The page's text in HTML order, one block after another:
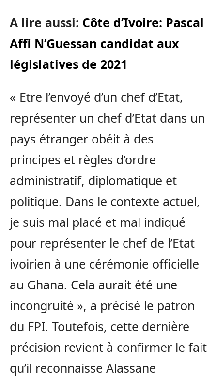
A lire aussi: Côte d’Ivoire: Pascal
Affi N’Guessan candidat aux
législatives de 2021
« Etre l’envoyé d’un chef d’Etat,
représenter un chef d’Etat dans un
pays étranger obéit à des
principes et règles d’ordre
administratif, diplomatique et
politique. Dans le contexte actuel,
je suis mal placé et mal indiqué
pour représenter le chef de l’Etat
ivoirien à une cérémonie officielle
au Ghana. Cela aurait été une
incongruité », a précisé le patron
du FPI. Toutefois, cette dernière
précision revient à confirmer le fait
qu’il reconnaisse Alassane